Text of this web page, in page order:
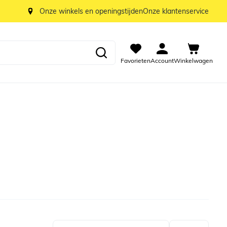
Onze winkels en openingstijdenOnze klantenservice
FavorietenAccountWinkelwagen